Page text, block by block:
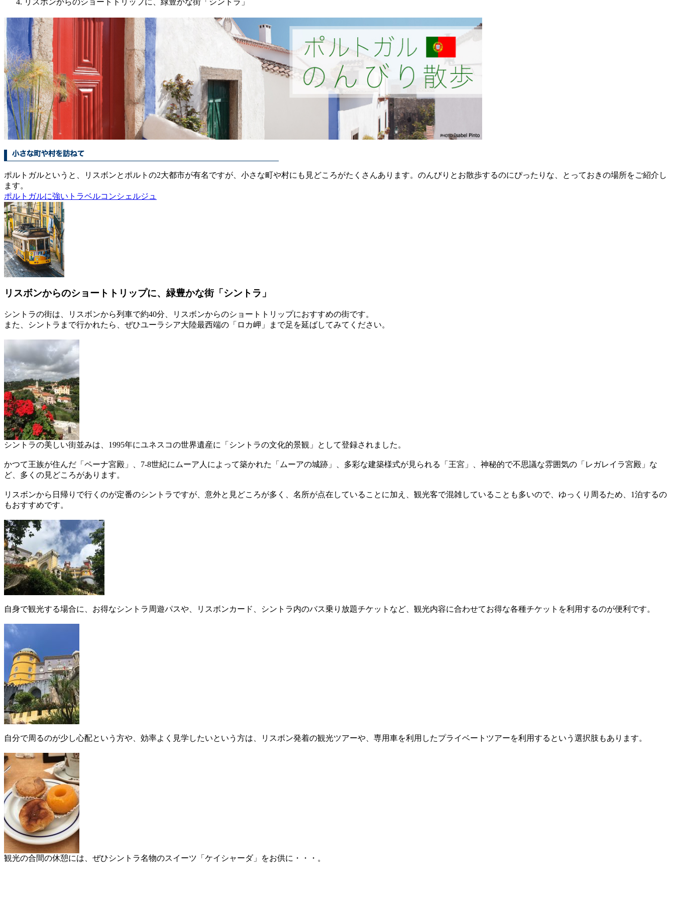
ポルトガルというと、リスボンとポルトの2大都市が有名ですが、小さな町や村にも見どころがたくさんあります。のんびりとお散歩するのにぴったりな、とっておきの場所をご紹介し
ます。
ポルトガルに強いトラベルコンシェルジュ
リスボンからのショートトリップに、緑豊かな街「シントラ」
シントラの街は、リスボンから列車で約40分、リスボンからのショートトリップにおすすめの街です。
また、シントラまで行かれたら、ぜひユーラシア大陸最西端の「ロカ岬」まで足を延ばしてみてください。
シントラの美しい街並みは、1995年にユネスコの世界遺産に「シントラの文化的景観」として登録されました。
かつて王族が住んだ「ペーナ宮殿」、7-8世紀にムーア人によって築かれた「ムーアの城跡」、多彩な建築様式が見られる「王宮」、神秘的で不思議な雰囲気の「レガレイラ宮殿」な
ど、多くの見どころがあります。
リスボンから日帰りで行くのが定番のシントラですが、意外と見どころが多く、名所が点在していることに加え、観光客で混雑していることも多いので、ゆっくり周るため、1泊するの
もおすすめです。
自身で観光する場合に、お得なシントラ周遊パスや、リスボンカード、シントラ内のバス乗り放題チケットなど、観光内容に合わせてお得な各種チケットを利用するのが便利です。
自分で周るのが少し心配という方や、効率よく見学したいという方は、リスボン発着の観光ツアーや、専用車を利用したプライベートツアーを利用するという選択肢もあります。
観光の合間の休憩には、ぜひシントラ名物のスイーツ「ケイシャーダ」をお供に・・・。